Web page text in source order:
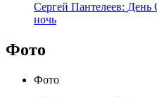
Сергей Пантелеев:
ночь
Фото
Фото